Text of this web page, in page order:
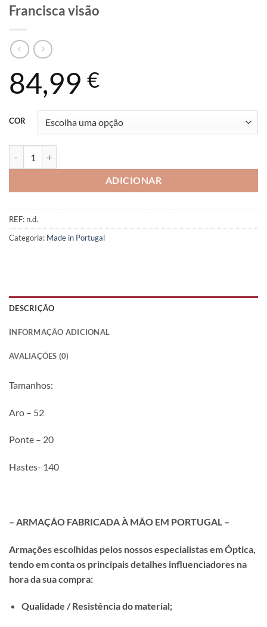
Francisca visão
84,99 €
COR
ADICIONAR
REF: n.d.
Categoria: Made in Portugal
DESCRIÇÃO
INFORMAÇÃO ADICIONAL
AVALIAÇÕES (0)
Tamanhos:
Aro – 52
Ponte – 20
Hastes- 140
– ARMAÇÃO FABRICADA À MÃO EM PORTUGAL –
Armações escolhidas pelos nossos especialistas em Óptica,
tendo em conta os principais detalhes influenciadores na
hora da sua compra:
Qualidade / Resistência do material;